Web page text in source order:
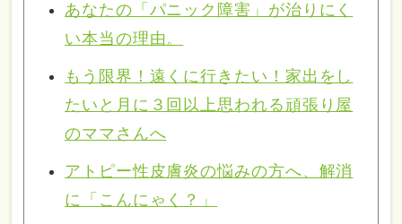
あなたの「パニック障害」が治りにく
い本当の理由。
もう限界！遠くに行きたい！家出をし
たいと月に３回以上思われる頑張り屋
のママさんへ
アトピー性皮膚炎の悩みの方へ、解消
に「こんにゃく？」